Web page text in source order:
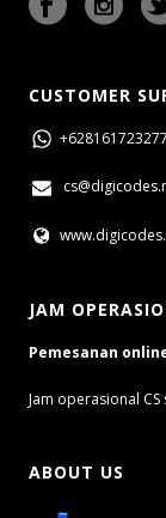
CUSTOMER
JAM
Pemesanan
Jam operasional
ABOUT US